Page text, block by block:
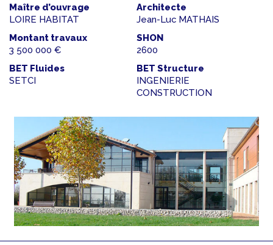
Maître d’ouvrage
LOIRE HABITAT
Architecte
Jean-Luc MATHAIS
Montant travaux
3 500 000 €
SHON
2600
BET Fluides
SETCI
BET Structure
INGENIERIE
CONSTRUCTION